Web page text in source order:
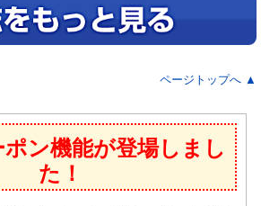
ページトップへ ▲
ン機能が登場しまし
た！